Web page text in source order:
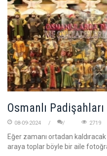
Osmanlı
08-09-2024 2719
Eğer zamanı ortadan
araya toplar böyle bir aile